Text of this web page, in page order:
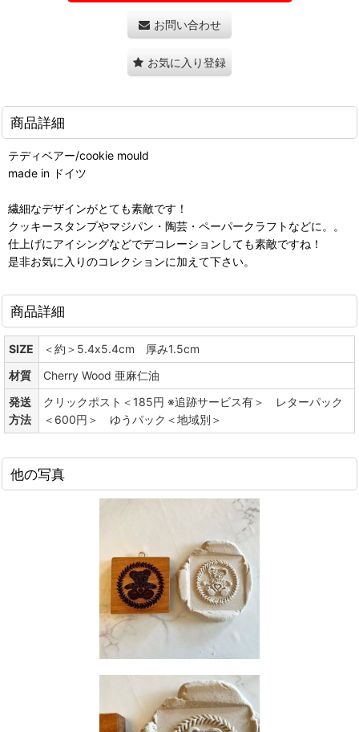
お問い合わせ
お気に入り登録
商品詳細
テディベアー/cookie mould
made in ドイツ
繊細なデザインがとても素敵です！
クッキースタンプやマジパン・陶芸・ペーパークラフトなどに。。
仕上げにアイシングなどでデコレーションしても素敵ですね！
是非お気に入りのコレクションに加えて下さい。
商品詳細
SIZE
＜約＞5.4x5.4cm 厚み1.5cm
材質
Cherry Wood 亜麻仁油
発送
方法
クリックポスト＜185円 ※追跡サービス有＞ レターパック
＜600円＞ ゆうパック＜地域別＞
他の写真